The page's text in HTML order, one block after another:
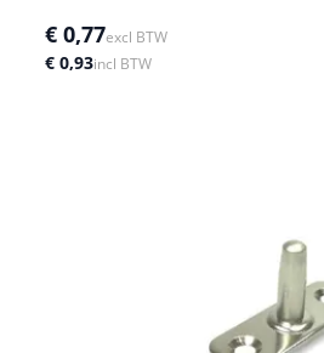
€ 0,77excl BTW
€ 0,93incl BTW